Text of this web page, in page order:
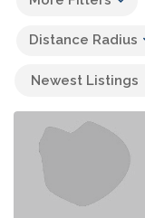
Distance Radius
Newest Listings